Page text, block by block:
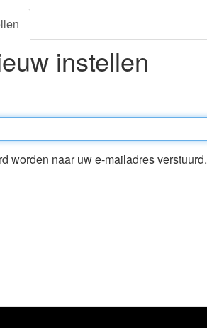
instellen
worden naar uw e-mailadres verstuurd.